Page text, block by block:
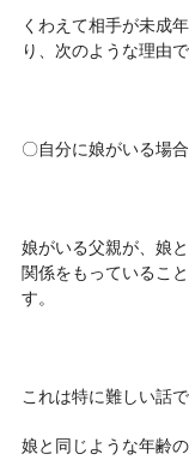
くわえて相手が未成
り、次のような理由
〇自分に娘がいる場
娘がいる父親が、娘
関係をもっているこ
す。
これは特に難しい話
娘と同じような年齢